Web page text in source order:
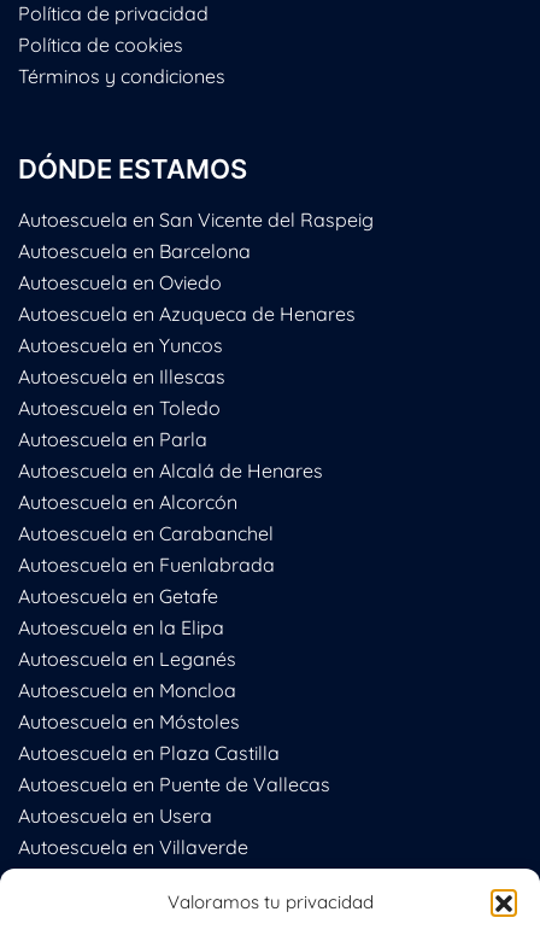
Valoramos tu privacidad
Política de privacidad
Política de cookies
Términos y condiciones
DÓNDE ESTAMOS
Autoescuela en San Vicente del Raspeig
Autoescuela en Barcelona
Autoescuela en Oviedo
Autoescuela en Azuqueca de Henares
Autoescuela en Yuncos
Autoescuela en Illescas
Autoescuela en Toledo
Autoescuela en Parla
Autoescuela en Alcalá de Henares
Autoescuela en Alcorcón
Autoescuela en Carabanchel
Autoescuela en Fuenlabrada
Autoescuela en Getafe
Autoescuela en la Elipa
Autoescuela en Leganés
Autoescuela en Moncloa
Autoescuela en Móstoles
Autoescuela en Plaza Castilla
Autoescuela en Puente de Vallecas
Autoescuela en Usera
Autoescuela en Villaverde
Autoescuela en Valdemoro